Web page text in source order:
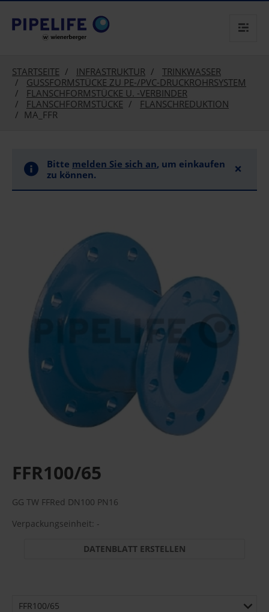
text.skipToContent
text.skipToNavigation
STARTSEITE INFRASTRUKTUR
TRINKWASSER
GUSSFORMSTÜCKE ZU PE-/PVC-DRUCKROHRSYSTEM
FLANSCHFORMSTÜCKE U. -VERBINDER
FLANSCHFORMSTÜCKE
FLANSCHREDUKTION
MA_FFR
Bitte melden Sie sich an, um einkaufen
zu können.
×
FFR100/65
GG TW FFRed DN100 PN16
Verpackungseinheit: -
DATENBLATT ERSTELLEN
FFR100/65